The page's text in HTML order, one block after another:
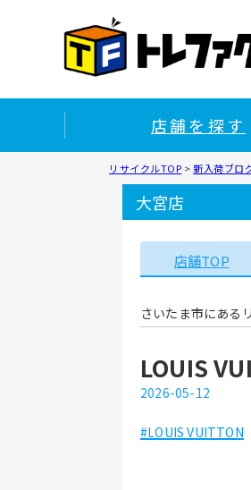
店舗を探す
リサイクルTOP >新入荷ブロ
大宮店
店舗TOP
さいたま市にある
LOUIS
2026-05-12
#LOUIS VUITTON